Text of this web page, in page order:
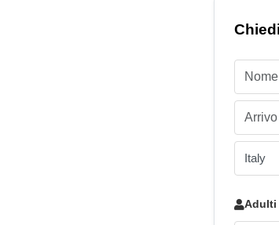
Adulti